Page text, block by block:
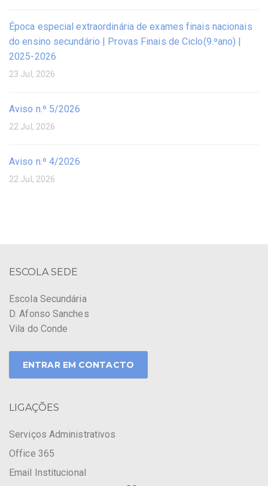
Época especial extraordinária de exames finais nacionais
do ensino secundário | Provas Finais de Ciclo(9.ºano) |
2025-2026
23 Jul, 2026
Aviso n.º 5/2026
22 Jul, 2026
Aviso n.º 4/2026
22 Jul, 2026
ESCOLA SEDE
Escola Secundária
D. Afonso Sanches
Vila do Conde
ENTRAR EM CONTACTO
LIGAÇÕES
Serviços Administrativos
Office 365
Email Institucional